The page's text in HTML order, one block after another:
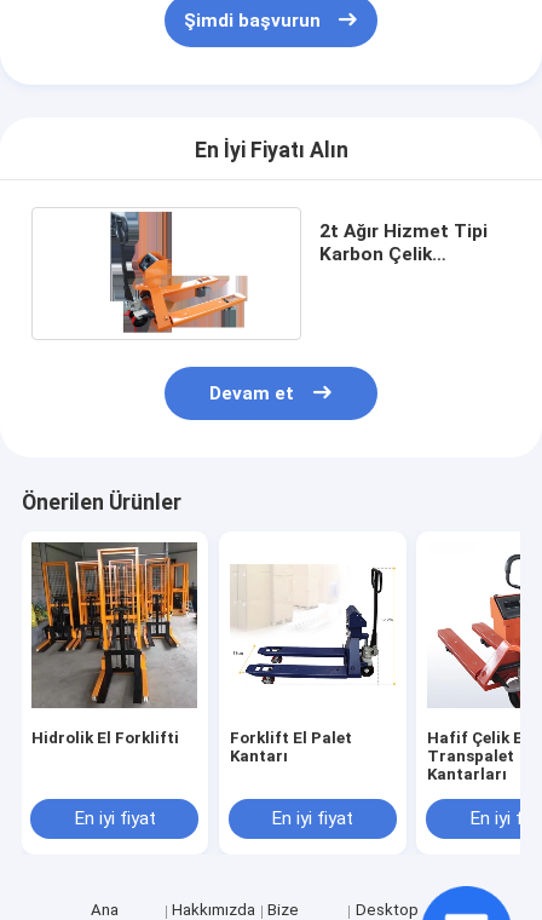
Şimdi başvurun
En İyi Fiyatı Alın
2t Ağır Hizmet Tipi
Karbon Çelik
Devam et
Önerilen Ürünler
Hidrolik El Forklifti
En iyi fiyat
Forklift El Palet
Kantarı
En iyi fiyat
Hafif Çelik El
Transpalet
Kantarları
En iyi
Ana
Hakkımızda
Bize
Desktop